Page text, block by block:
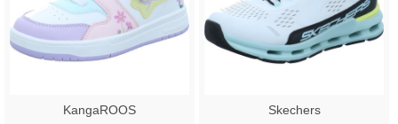
KangaROOS Skechers